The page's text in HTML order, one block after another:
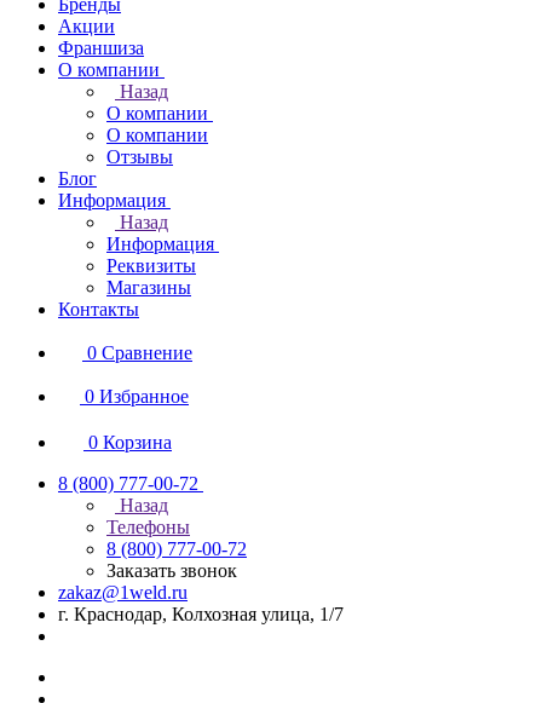
Бренды
Акции
Франшиза
О компании
Назад
О компании
О компании
Отзывы
Блог
Информация
Назад
Информация
Реквизиты
Магазины
Контакты
0 Сравнение
0 Избранное
0 Корзина
8 (800) 777-00-72
Назад
Телефоны
8 (800) 777-00-72
Заказать звонок
zakaz@1weld.ru
г. Краснодар, Колхозная улица, 1/7